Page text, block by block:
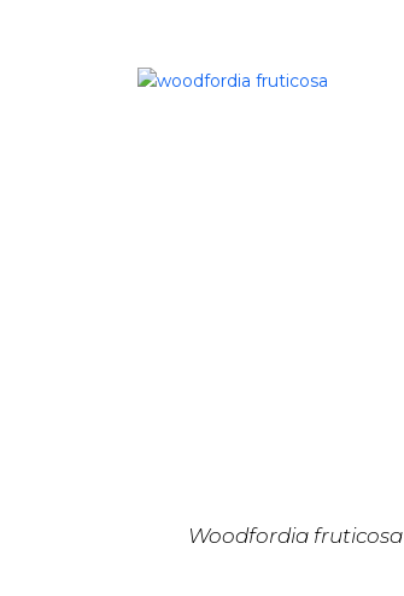
Woodfordia fruticosa